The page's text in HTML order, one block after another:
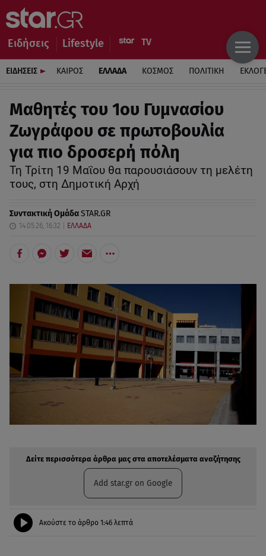
Ειδήσεις Lifestyle
ΕΙΔΗΣΕΙΣ ΚΑΙΡΟΣ ΕΛΛΑΔΑ ΚΟΣΜΟΣ ΠΟΛΙΤΙΚΗ
Μαθητές του 1ου Γυμνασίου
Ζωγράφου σε πρωτοβουλία
για πιο δροσερή πόλη
Τη Τρίτη 19 Μαΐου θα παρουσιάσουν τη μελέτη
τους, στη Δημοτική Αρχή
Συντακτική ΟμάδαSTAR.GR
14.05.26, 16:32 ΕΛΛΑΔΑ
Δείτε περισσότερα άρθρα μας στα αποτελέσματα αναζήτησης
Add star.gr on Google
Ακούστε το άρθρο 1:46 λεπτά